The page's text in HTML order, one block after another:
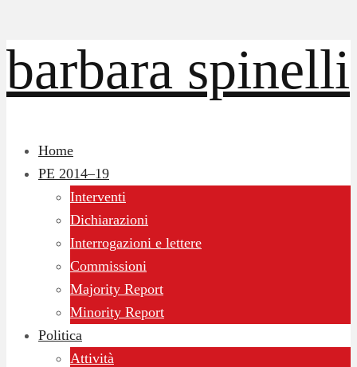
barbara spinelli
Home
PE 2014–19
Interventi
Dichiarazioni
Interrogazioni e lettere
Commissioni
Majority Report
Minority Report
Politica
Attività